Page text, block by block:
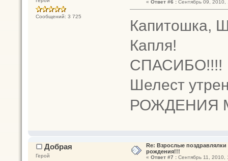
Сообщений: 3 725
« Ответ #6 :Сентябрь 09, 2010,
Капитошка,
Капля!
Шелест
РОЖДЕНИЯ
Добрая
Герой
Re: Взрослые
рождения!!!
« Ответ #7 :Сентябрь 11, 2010,